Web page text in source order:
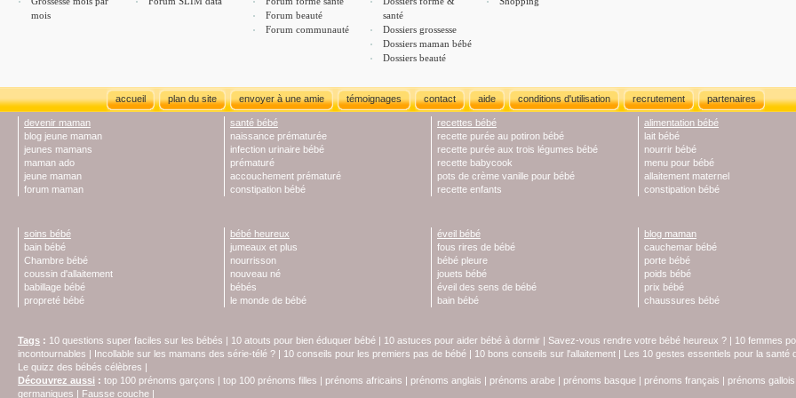
mois
Forum beauté
Forum communauté
santé
Dossiers grossesse
Dossiers maman bébé
Dossiers beauté
accueil plan du site envoyer à une amie témoignages contact aide conditions d'utilisation recrutement partenaires
devenir maman
blog jeune maman
jeunes mamans
maman ado
jeune maman
forum maman
santé bébé
naissance prématurée
infection urinaire bébé
prématuré
accouchement prématuré
constipation bébé
recettes bébé
recette purée au potiron bébé
recette purée aux trois légumes bébé
recette babycook
pots de crème vanille pour bébé
recette enfants
alimentation bébé
lait bébé
nourrir bébé
menu pour bébé
allaitement maternel
constipation bébé
soins bébé
bain bébé
Chambre bébé
coussin d'allaitement
babillage bébé
propreté bébé
bébé heureux
jumeaux et plus
nourrisson
nouveau né
bébés
le monde de bébé
éveil bébé
fous rires de bébé
bébé pleure
jouets bébé
éveil des sens de bébé
bain bébé
blog maman
cauchemar bébé
porte bébé
poids bébé
prix bébé
chaussures bébé
Tags : 10 questions super faciles sur les bébés | 10 atouts pour bien éduquer bébé | 10 astuces pour aider bébé à dormir | Savez-vous rendre votre bébé heureux ? | 10 femmes
incontournables | Incollable sur les mamans des série-télé ? | 10 conseils pour les premiers pas de bébé | 10 bons conseils sur l'allaitement | Les 10 gestes essentiels pour la santé
Le quizz des bébés célèbres |
Découvrez aussi : top 100 prénoms garçons | top 100 prénoms filles | prénoms africains | prénoms anglais | prénoms arabe | prénoms basque | prénoms français | prénoms gallois
germaniques | Fausse couche |